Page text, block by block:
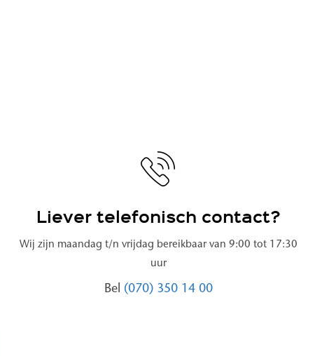
Liever telefonisch contact?
Wij zijn maandag t/n vrijdag bereikbaar van 9:00 tot 17:30
uur
Bel (070) 350 14 00